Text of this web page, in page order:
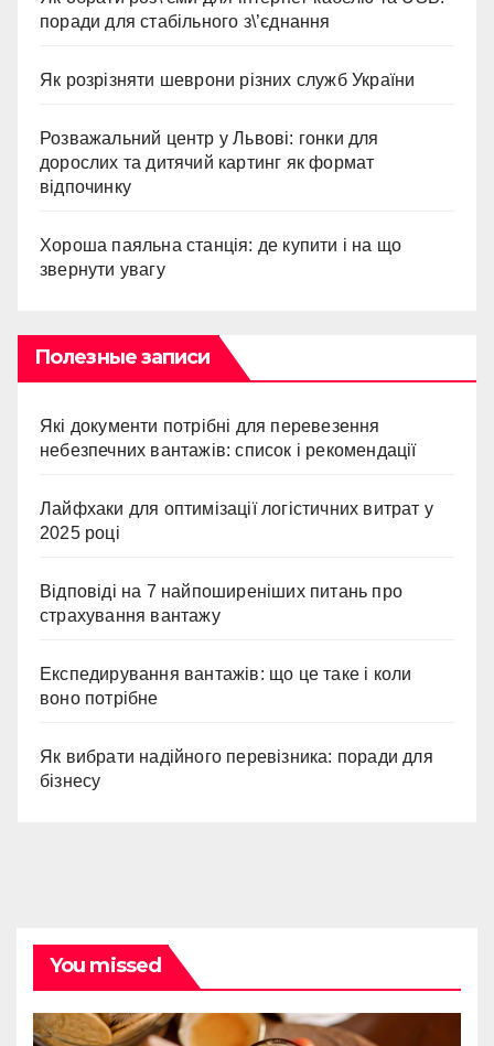
поради для стабільного з\’єднання
Як розрізняти шеврони різних служб України
Розважальний центр у Львові: гонки для
дорослих та дитячий картинг як формат
відпочинку
Хороша паяльна станція: де купити і на що
звернути увагу
Полезные записи
Які документи потрібні для перевезення
небезпечних вантажів: список і рекомендації
Лайфхаки для оптимізації логістичних витрат у
2025 році
Відповіді на 7 найпоширеніших питань про
страхування вантажу
Експедирування вантажів: що це таке і коли
воно потрібне
Як вибрати надійного перевізника: поради для
бізнесу
You missed